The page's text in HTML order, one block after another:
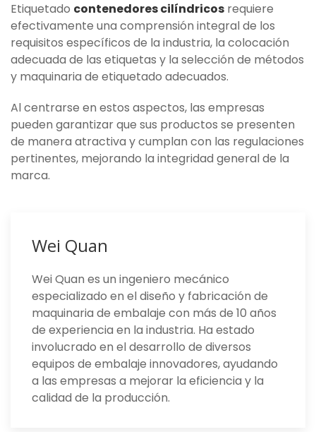
Etiquetado contenedores cilíndricos requiere
efectivamente una comprensión integral de los
requisitos específicos de la industria, la colocación
adecuada de las etiquetas y la selección de métodos
y maquinaria de etiquetado adecuados.
Al centrarse en estos aspectos, las empresas
pueden garantizar que sus productos se presenten
de manera atractiva y cumplan con las regulaciones
pertinentes, mejorando la integridad general de la
marca.
Wei Quan
Wei Quan es un ingeniero mecánico
especializado en el diseño y fabricación de
maquinaria de embalaje con más de 10 años
de experiencia en la industria. Ha estado
involucrado en el desarrollo de diversos
equipos de embalaje innovadores, ayudando
a las empresas a mejorar la eficiencia y la
calidad de la producción.